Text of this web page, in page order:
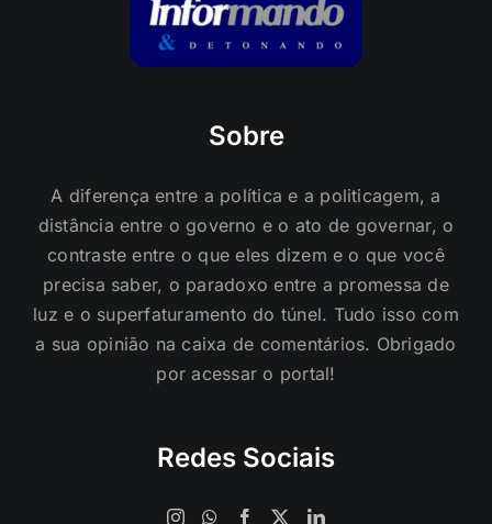
Sobre
A diferença entre a política e a politicagem, a
distância entre o governo e o ato de governar, o
contraste entre o que eles dizem e o que você
precisa saber, o paradoxo entre a promessa de
luz e o superfaturamento do túnel. Tudo isso com
a sua opinião na caixa de comentários. Obrigado
por acessar o portal!
Redes Sociais